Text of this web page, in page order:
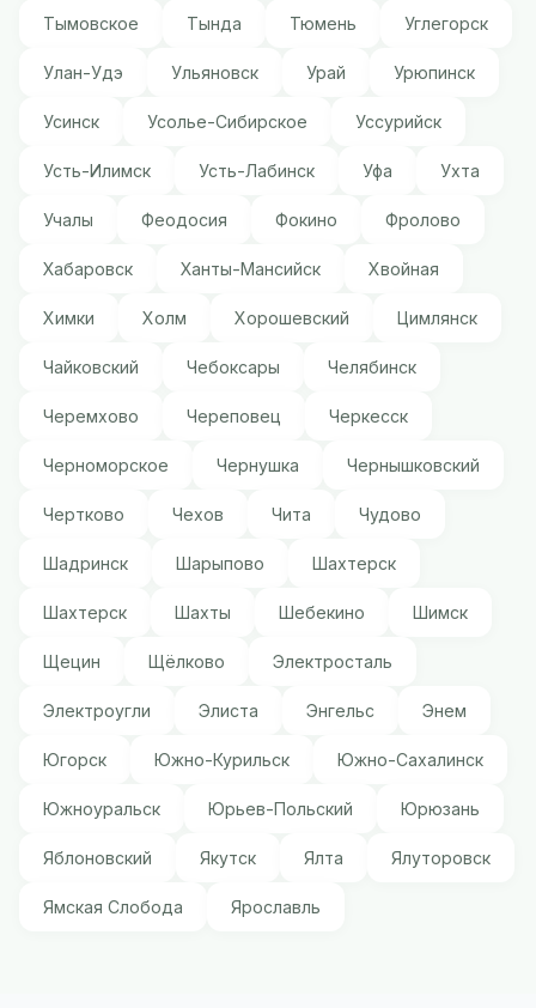
Тымовское Тында Тюмень Углегорск
Улан-Удэ Ульяновск Урай Урюпинск
Усинск Усолье-Сибирское Уссурийск
Усть-Илимск Усть-Лабинск Уфа Ухта
Учалы Феодосия Фокино Фролово
Хабаровск Ханты-Мансийск Хвойная
Химки Холм Хорошевский Цимлянск
Чайковский Чебоксары Челябинск
Черемхово Череповец Черкесск
Черноморское Чернушка Чернышковский
Чертково Чехов Чита Чудово
Шадринск Шарыпово Шахтерск
Шахтерск Шахты Шебекино Шимск
Щецин Щёлково Электросталь
Электроугли Элиста Энгельс Энем
Югорск Южно-Курильск Южно-Сахалинск
Южноуральск Юрьев-Польский Юрюзань
Яблоновский Якутск Ялта Ялуторовск
Ямская Слобода Ярославль